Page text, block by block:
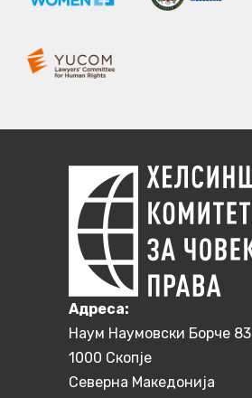
Aдреса:
Наум Наумовски Борче 83
1000 Скопје
Северна Македонија